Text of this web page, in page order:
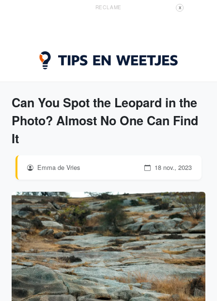
RECLAME X
Can You Spot the Leopard in the
Photo? Almost No One Can Find
It
Emma de Vries 18 nov., 2023